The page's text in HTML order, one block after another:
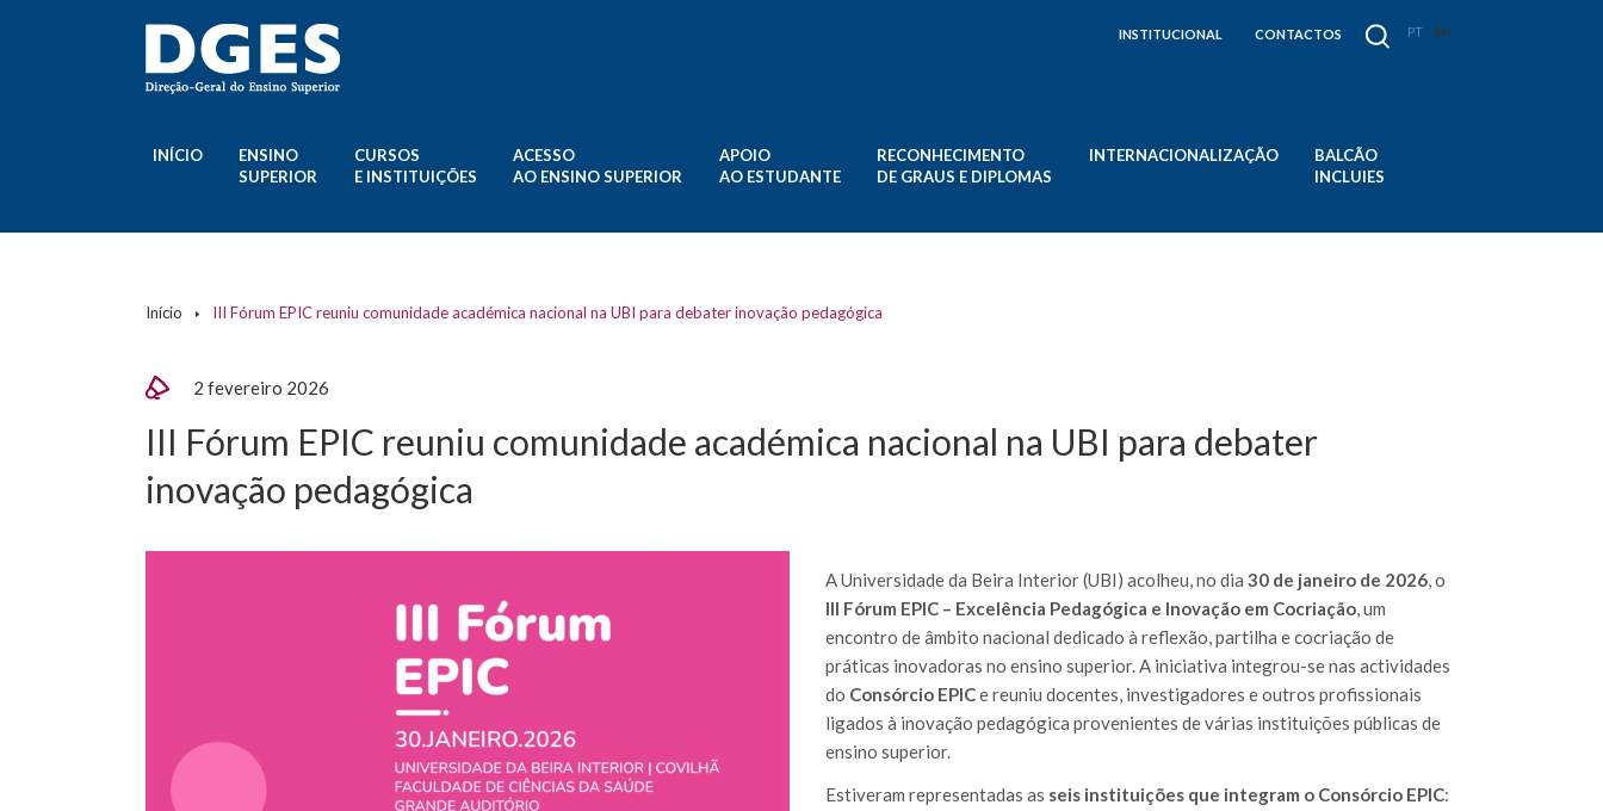
INSTITUCIONAL CONTACTOS PT EN
INÍCIO
ENSINO
SUPERIOR
CURSOS
E INSTITUIÇÕES
ACESSO
AO ENSINO SUPERIOR
APOIO
AO ESTUDANTE
RECONHECIMENTO
DE GRAUS E DIPLOMAS
INTERNACIONALIZAÇÃO
BALCÃO
INCLUIES
Início III Fórum EPIC reuniu comunidade académica nacional na UBI para debater inovação pedagógica
2 fevereiro 2026
III Fórum EPIC reuniu comunidade académica nacional na UBI para debater
inovação pedagógica
A Universidade da Beira Interior (UBI) acolheu, no dia 30 de janeiro de 2026, o
III Fórum EPIC – Excelência Pedagógica e Inovação em Cocriação, um
encontro de âmbito nacional dedicado à reflexão, partilha e cocriação de
práticas inovadoras no ensino superior. A iniciativa integrou-se nas actividades
do Consórcio EPICe reuniu docentes, investigadores e outros profissionais
ligados à inovação pedagógica provenientes de várias instituições públicas de
ensino superior.
Estiveram representadas as seis instituições que integram o Consórcio EPIC: